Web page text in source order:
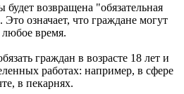
будет возвращена "обязательная
означает, что граждане могут
время.
граждан в возрасте 18 лет и
работах: например, в сфере
в пекарнях.